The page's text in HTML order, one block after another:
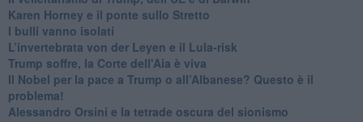
​Karen Horney e il ponte sullo Stretto
​I bulli vanno isolati
L’invertebrata von der Leyen e il Lula-risk
Trump soffre, la Corte dell'Aia è viva
​Il Nobel per la pace a Trump o all’Albanese? Questo è il
problema!
​Alessandro Orsini e la tetrade oscura del sionismo